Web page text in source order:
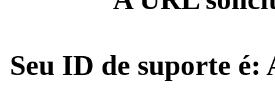
Seu ID de suporte é: